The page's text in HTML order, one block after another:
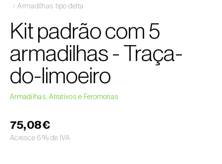
Armadilhas tipo delta
Kit padrão com 5
armadilhas - Traça-
do-limoeiro
Armadilhas, Atrativos e Feromonas
75,08€
Acresce 6% de IVA